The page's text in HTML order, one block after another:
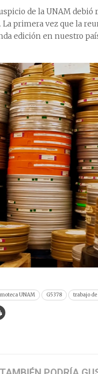
de la UNAM
primera vez que la
edición en nuestro
UNAM G5378 trabajo